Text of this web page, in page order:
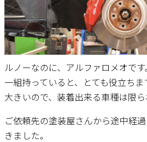
ルノーなのに、アルファロメオで
一組持っていると、とても役立ち
大きいので、装着出来る車種は限ら
ご依頼先の塗装屋さんから途中経
きました。